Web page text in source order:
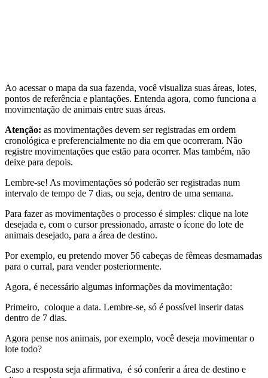
Ao acessar o mapa da sua fazenda, você visualiza suas áreas, lotes,
pontos de referência e plantações. Entenda agora, como funciona a
movimentação de animais entre suas áreas.
Atenção: as movimentações devem ser registradas em ordem
cronológica e preferencialmente no dia em que ocorreram. Não
registre movimentações que estão para ocorrer. Mas também, não
deixe para depois.
Lembre-se! As movimentações só poderão ser registradas num
intervalo de tempo de 7 dias, ou seja, dentro de uma semana.
Para fazer as movimentações o processo é simples: clique na lote
desejada e, com o cursor pressionado, arraste o ícone do lote de
animais desejado, para a área de destino.
Por exemplo, eu pretendo mover 56 cabeças de fêmeas desmamadas
para o curral, para vender posteriormente.
Agora, é necessário algumas informações da movimentação:
Primeiro, coloque a data. Lembre-se, só é possível inserir datas
dentro de 7 dias.
Agora pense nos animais, por exemplo, você deseja movimentar o
lote todo?
Caso a resposta seja afirmativa, é só conferir a área de destino e